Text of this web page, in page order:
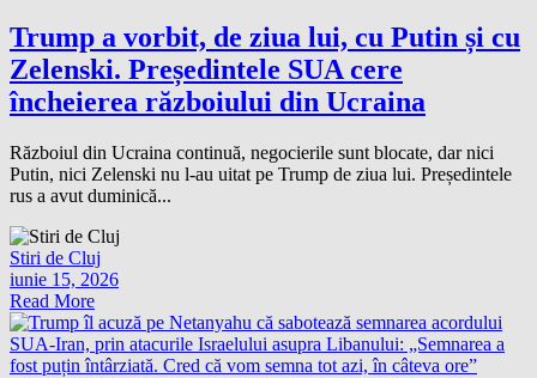
Trump a vorbit, de ziua lui, cu Putin și cu
Zelenski. Președintele SUA cere
încheierea războiului din Ucraina
Războiul din Ucraina continuă, negocierile sunt blocate, dar nici
Putin, nici Zelenski nu l-au uitat pe Trump de ziua lui. Președintele
rus a avut duminică...
Stiri de Cluj
iunie 15, 2026
Read More